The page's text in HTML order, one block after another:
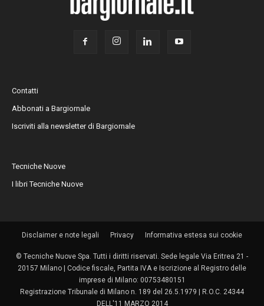
Contatti
Abbonati a Bargiornale
Iscriviti alla newsletter di Bargiornale
Tecniche Nuove
I libri Tecniche Nuove
Disclaimer e note legali Privacy Informativa estesa sui cookie
© Tecniche Nuove Spa. Tutti i diritti riservati. Sede legale Via Eritrea 21 -
20157 Milano | Codice fiscale, Partita IVA e Iscrizione al Registro delle
imprese di Milano: 00753480151
Registrazione Tribunale di Milano n. 189 del 26.5.1979 | R.O.C. 24344
DELL'11 MARZO 2014